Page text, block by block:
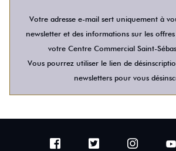
Votre adresse e-mail sert uniquement à
newsletter et des informations sur les
votre Centre Commercial Saint-
Vous pourrez utiliser le lien de
newsletters pour vous